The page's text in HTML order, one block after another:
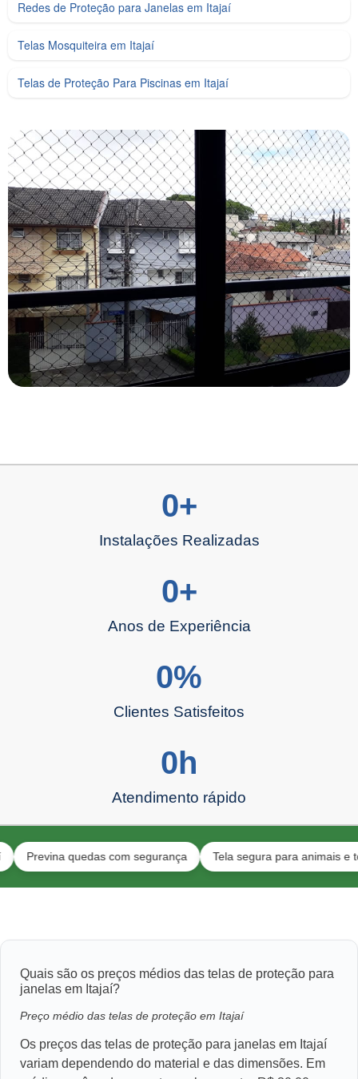
Redes de Proteção para Janelas em Itajaí
Telas Mosquiteira em Itajaí
Telas de Proteção Para Piscinas em Itajaí
Instalações Realizadas
0+
Anos de Experiência
0+
Clientes Satisfeitos
0%
Atendimento rápido
0h
quedas com segurança Tela segura para animais e toda a
Quais são os preços médios das telas de proteção para
janelas em Itajaí?
Preço médio das telas de proteção em Itajaí
Os preços das telas de proteção para janelas em Itajaí
variam dependendo do material e das dimensões. Em